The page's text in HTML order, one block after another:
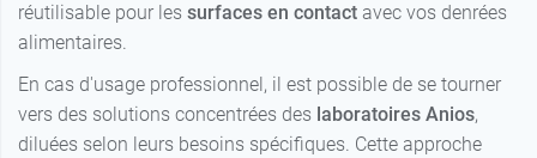
réutilisable pour les surfaces en contact avec vos denrées
alimentaires.
En cas d'usage professionnel, il est possible de se tourner
vers des solutions concentrées des laboratoires Anios,
diluées selon leurs besoins spécifiques. Cette approche